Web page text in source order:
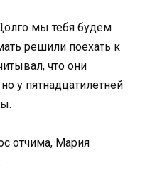
мы тебя будем
решили поехать к
что они
у пятнадцатилетней
отчима, Мария